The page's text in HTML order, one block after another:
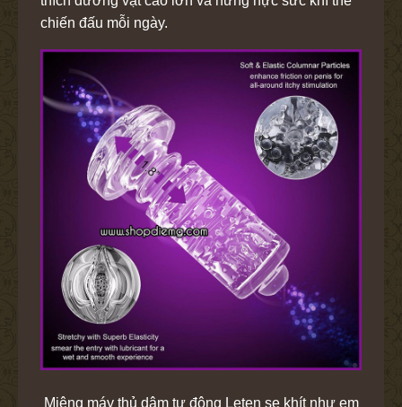
chiến đấu mỗi ngày.
Miệng máy thủ dâm tự động Leten se khít như em